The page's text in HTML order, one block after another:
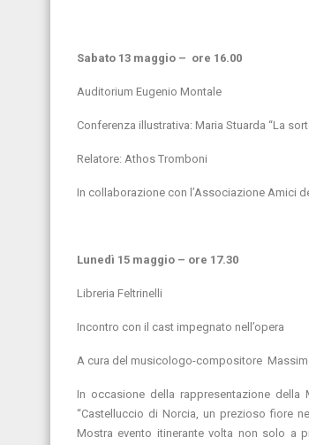
Sabato 13 maggio – ore 16.00
Auditorium Eugenio Montale
Conferenza illustrativa: Maria Stuarda “La
Relatore: Athos Tromboni
In collaborazione con l’Associazione Amici
Lunedì 15 maggio – ore 17.30
Libreria Feltrinelli
Incontro con il cast impegnato nell’opera
A cura del musicologo-compositore
In occasione della rappresentazione della
“Castelluccio di Norcia, un prezioso fiore
Mostra evento itinerante volta non solo a